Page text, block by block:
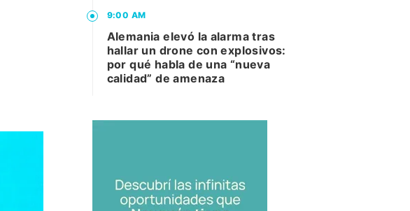
9:00 AM
Alemania elevó la alarma tras
hallar un drone con explosivos:
por qué habla de una “nueva
calidad” de amenaza